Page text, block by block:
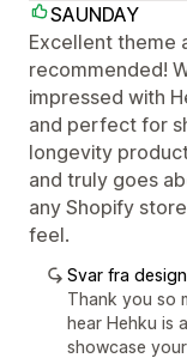
SAUNDAY
Excellent theme
recommended!
impressed with
and perfect for
longevity
and truly goes
any Shopify
feel.
Svar fra
Thank you so
hear Hehku is
showcase